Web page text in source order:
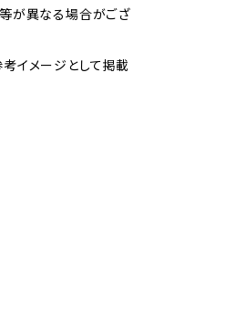
が異なる場合がござ
イメージとして掲載